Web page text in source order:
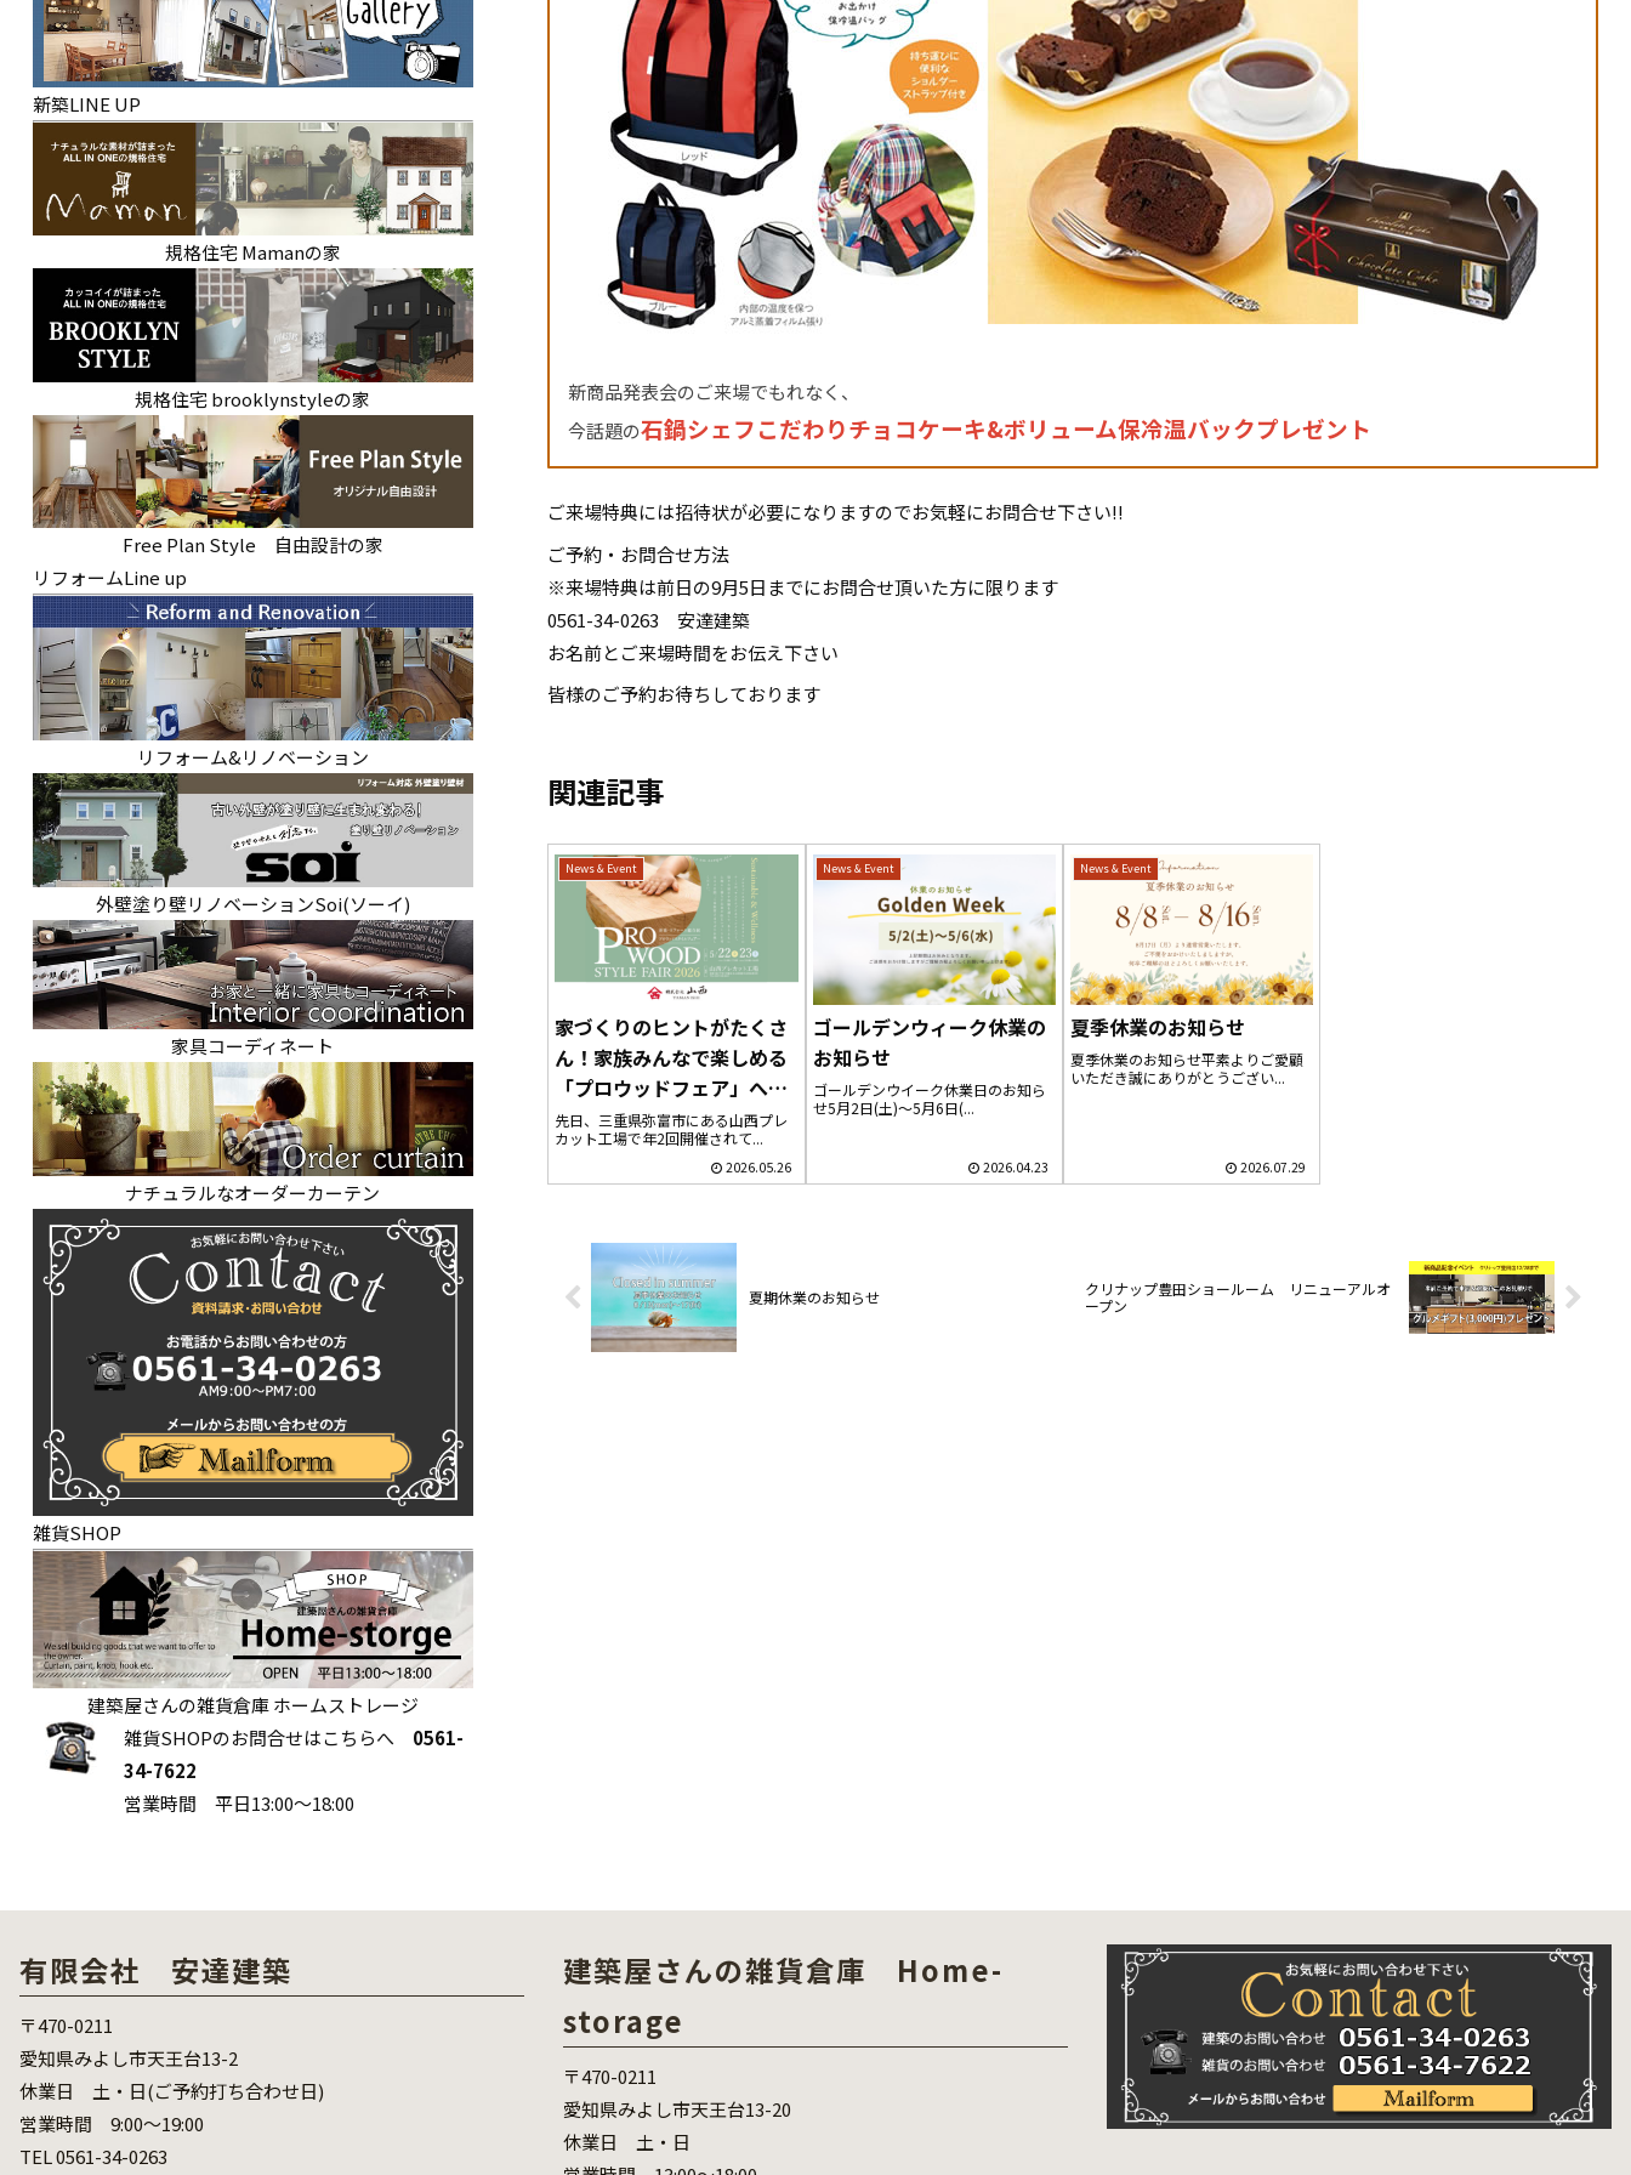
新商品発表会のご来場でもれなく、
今話題の石鍋シェフこだわりチョコケーキ&ボリューム保冷温バックプレゼント
ご来場特典には招待状が必要になりますのでお気軽にお問合せ下さい!!
ご予約・お問合せ方法
※来場特典は前日の9月5日までにお問合せ頂いた方に限ります
0561-34-0263 安達建築
お名前とご来場時間をお伝え下さい
皆様のご予約お待ちしております
関連記事
News & Event
家づくりのヒントがたくさ
ん！家族みんなで楽しめる
「プロウッドフェア」へ行
ってきました
先日、三重県弥富市にある山西プレ
カット工場で年2回開催されて...
2026.05.26
News & Event
ゴールデンウィーク休業の
お知らせ
ゴールデンウイーク休業日のお知ら
せ5月2日(土)～5月6日(...
2026.04.23
News & Event
夏季休業のお知らせ
夏季休業のお知らせ平素よりご愛顧
いただき誠にありがとうござい...
2026.07.29
夏期休業のお知らせ
クリナップ豊田ショールーム リニューアルオ
ープン
新築LINE UP
規格住宅 Mamanの家
規格住宅 brooklynstyleの家
Free Plan Style 自由設計の家
リフォームLine up
リフォーム&リノベーション
外壁塗り壁リノベーションSoi(ソーイ)
家具コーディネート
ナチュラルなオーダーカーテン
雑貨SHOP
建築屋さんの雑貨倉庫 ホームストレージ
雑貨SHOPのお問合せはこちらへ 0561-
34-7622
営業時間 平日13:00～18:00
有限会社 安達建築
〒470-0211
愛知県みよし市天王台13-2
休業日 土・日(ご予約打ち合わせ日)
営業時間 9:00～19:00
TEL 0561-34-0263
建築屋さんの雑貨倉庫 Home-
storage
〒470-0211
愛知県みよし市天王台13-20
休業日 土・日